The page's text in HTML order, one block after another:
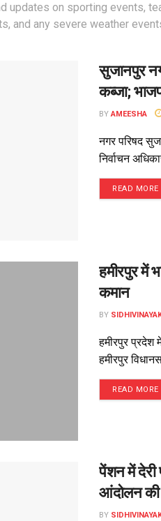
updates on sporting events,
and any severe weather
सुजानपुर
कब्जा;
BY AMEESHA
नगर परिषद
निर्वाचन
READ MORE
हमीरपुर में
कमान
BY
हमीरपुर
हमीरपुर
READ MORE
पेंशन में
आंदोलन की
BY